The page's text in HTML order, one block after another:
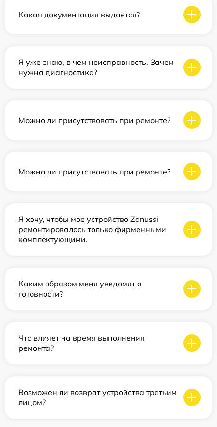
Какая документация выдается?
Я уже знаю, в чем неисправность. Зачем
нужна диагностика?
Можно ли присутствовать при ремонте?
Можно ли присутствовать при ремонте?
Я хочу, чтобы мое устройство Zanussi
ремонтировалось только фирменными
комплектующими.
Каким образом меня уведомят о
готовности?
Что влияет на время выполнения
ремонта?
Возможен ли возврат устройства третьим
лицом?